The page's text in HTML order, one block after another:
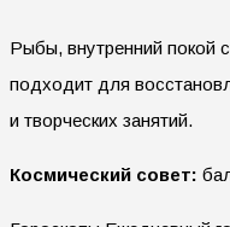
Рыбы, внутренний покой
подходит для
и творческих занятий.
Космический совет: